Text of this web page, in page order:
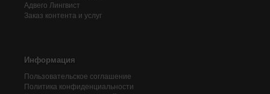
Адвего Лингвист
Заказ контента и услуг
Информация
Пользовательское соглашение
Политика конфиденциальности